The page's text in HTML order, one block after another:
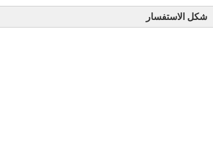
شكل الاستفسار